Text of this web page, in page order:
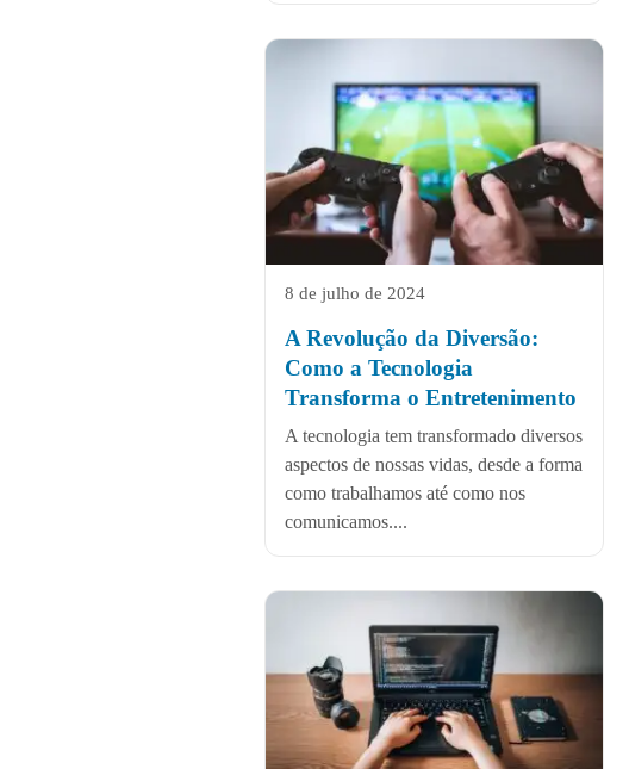
8 de julho de 2024
A Revolução da Diversão:
Como a Tecnologia
Transforma o Entretenimento
A tecnologia tem transformado diversos
aspectos de nossas vidas, desde a forma
como trabalhamos até como nos
comunicamos....